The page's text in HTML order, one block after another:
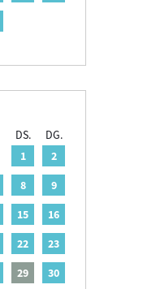
DS.
DG.
1
2
8
9
15
16
22
23
29
30